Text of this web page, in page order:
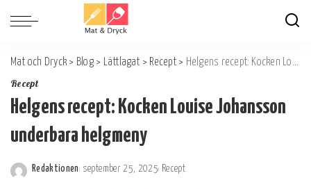
Mat och Dryck > Blog> Lättlagat > Recept> Helgens recept: Kocken Louise Johansson underbara helgmeny
Recept
Helgens recept: Kocken Louise Johansson
underbara helgmeny
Redaktionen september 25, 2025 Recept